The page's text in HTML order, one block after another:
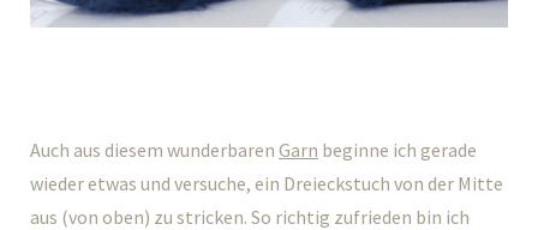
Auch aus diesem wunderbaren Garn beginne ich gerade
wieder etwas und versuche, ein Dreieckstuch von der Mitte
aus (von oben) zu stricken. So richtig zufrieden bin ich